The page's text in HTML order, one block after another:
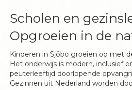
Scholen en
Opgroeien in de
Kinderen in Sjöbo groeien op met
Het onderwijs is modern, inclusief
peuterleeftijd doorlopende
Gezinnen uit Nederland worden